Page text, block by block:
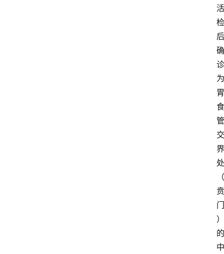
活
检
后
确
诊
为
胃
食
管
交
界
处
（
贲
门
）
的
中